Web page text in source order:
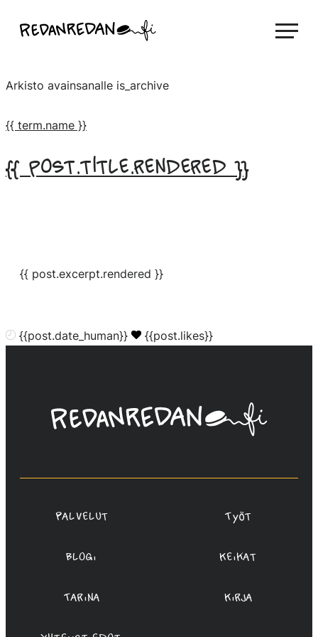
suoraan
Linda Saukko-Rauta, Redanredan Oy
piirrosvideoita
Arkisto avainsanalle is_archive
{{ term.name }}
{{ post.title.rendered }}
{{ post.excerpt.rendered }}
{{post.date_human}} {{post.likes}}
Linda
Saukko-
Oy
Palvelut Työt
Blogi Keikat
Tarina Kirja